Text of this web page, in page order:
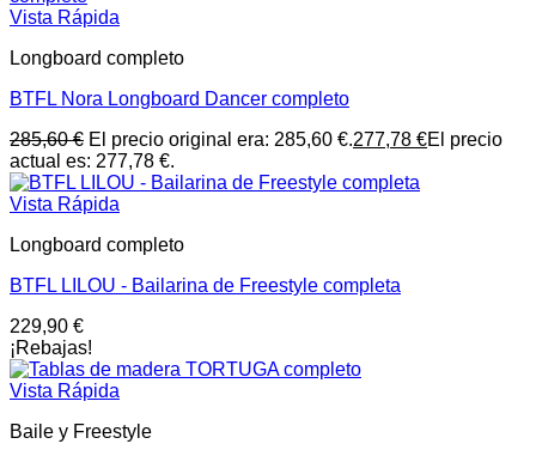
Vista Rápida
Longboard completo
BTFL Nora Longboard Dancer completo
285,60€ El precio original era: 285,60 €.277,78 €El precio
actual es: 277,78 €.
Vista Rápida
Longboard completo
BTFL LILOU - Bailarina de Freestyle completa
229,90 €
¡Rebajas!
Vista Rápida
Baile y Freestyle